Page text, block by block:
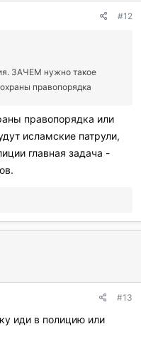
#12
ЗАЧЕМ нужно такое
правопорядка
правопорядка или
исламские патрули,
главная задача -
#13
иди в полицию или